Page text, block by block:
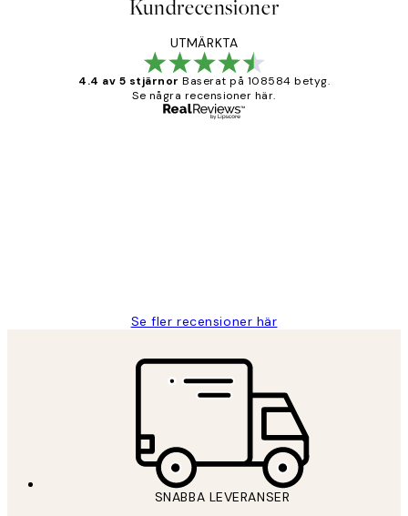
Kundrecensioner
UTMÄRKTA
4.4 av 5 stjärnor Baserat på 108584 betyg.
Se några recensioner här.
Se fler recensioner här
SNABBA LEVERANSER